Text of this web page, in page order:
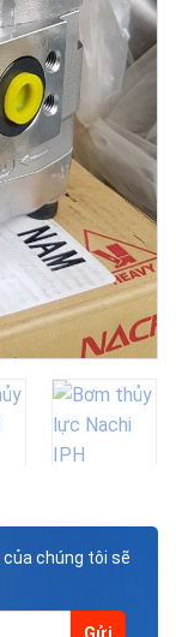
của chúng tôi sẽ